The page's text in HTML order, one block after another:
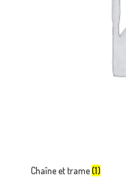
Chaîne et trame(1)